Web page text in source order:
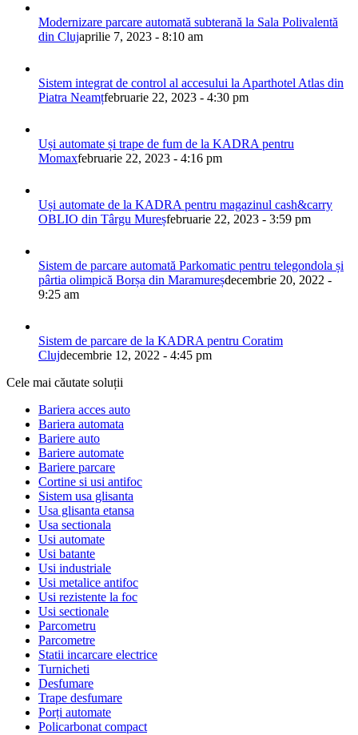
Modernizare parcare automată subterană la Sala Polivalentă
din Clujaprilie 7, 2023 - 8:10 am
Sistem integrat de control al accesului la Aparthotel Atlas din
Piatra Neamțfebruarie 22, 2023 - 4:30 pm
Uși automate și trape de fum de la KADRA pentru
Momaxfebruarie 22, 2023 - 4:16 pm
Uși automate de la KADRA pentru magazinul cash&carry
OBLIO din Târgu Mureșfebruarie 22, 2023 - 3:59 pm
Sistem de parcare automată Parkomatic pentru telegondola și
pârtia olimpică Borșa din Maramureșdecembrie 20, 2022 -
9:25 am
Sistem de parcare de la KADRA pentru Coratim
Clujdecembrie 12, 2022 - 4:45 pm
Cele mai căutate soluții
Bariera acces auto
Bariera automata
Bariere auto
Bariere automate
Bariere parcare
Cortine si usi antifoc
Sistem usa glisanta
Usa glisanta etansa
Usa sectionala
Usi automate
Usi batante
Usi industriale
Usi metalice antifoc
Usi rezistente la foc
Usi sectionale
Parcometru
Parcometre
Statii incarcare electrice
Turnicheti
Desfumare
Trape desfumare
Porți automate
Policarbonat compact